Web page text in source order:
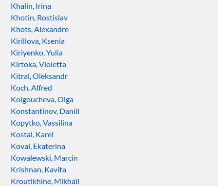
Khalin, Irina
Khotin, Rostislav
Khots, Alexandre
Kirillova, Ksenia
Kiriyenko, Yulia
Kirtoka, Violetta
Kitral, Oleksandr
Koch, Alfred
Kolgoucheva, Olga
Konstantinov, Daniil
Kopytko, Vassilina
Kostal, Karel
Koval, Ekaterina
Kowalewski, Marcin
Krishnan, Kavita
Kroutikhine, Mikhaïl